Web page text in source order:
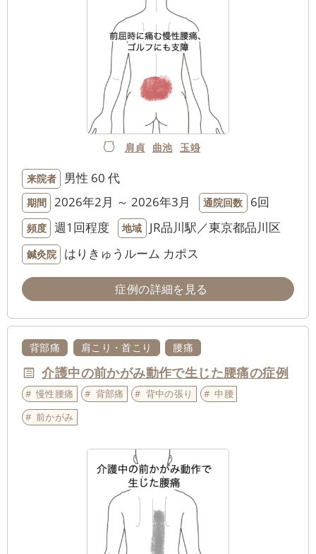
肩貞 曲池 玉竧
来院者 男性 60 代
期間 2026年2月 ～ 2026年3月 通院回数 6回
頻度 週1回程度 地域 JR品川駅／東京都品川区
鍼灸院 はりきゅうルーム カポス
症例の詳細を見る
背部痛 肩こり・首こり 腰痛
介護中の前かがみ動作で生じた腰痛の症例
慢性腰痛 背部痛 背中の張り
中腰
前かがみ